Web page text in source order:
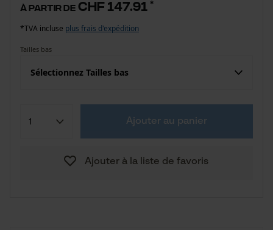
à partir de CHF 147.91 *
*TVA incluse plus frais d'expédition
Tailles bas
Sélectionnez Tailles bas
Ajouter au panier
Ajouter à la liste de favoris